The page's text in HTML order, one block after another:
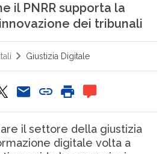
il PNRR supporta la
dei tribunali
Giustizia Digitale
il settore della giustizia
digitale volta a